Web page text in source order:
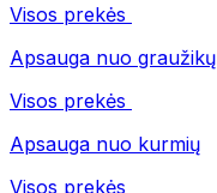
Visos prekės
Apsauga nuo graužikų
Visos prekės
Apsauga nuo kurmių
Visos prekės